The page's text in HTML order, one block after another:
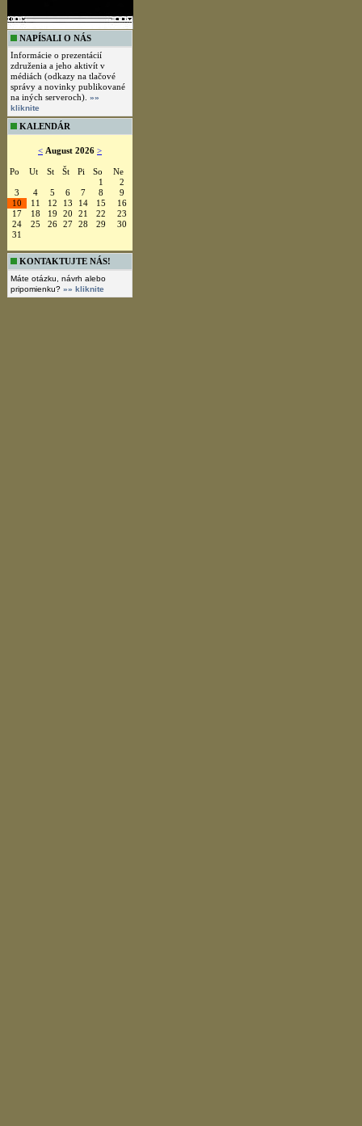
NAPÍSALI O NÁS
Informácie o prezentácií
združenia a jeho aktivít v
médiách (odkazy na tlačové
správy a novinky publikované
na iných serveroch). »»
kliknite
KALENDÁR
< August 2026 >
Po Ut St Št Pi So
Ne
1
2
3
4 5 6 7 8
9
10
11 12 13 14 15
16
17
18 19 20 21 22
23
24
25 26 27 28 29
30
31
KONTAKTUJTE NÁS!
Máte otázku, návrh alebo
pripomienku? »» kliknite